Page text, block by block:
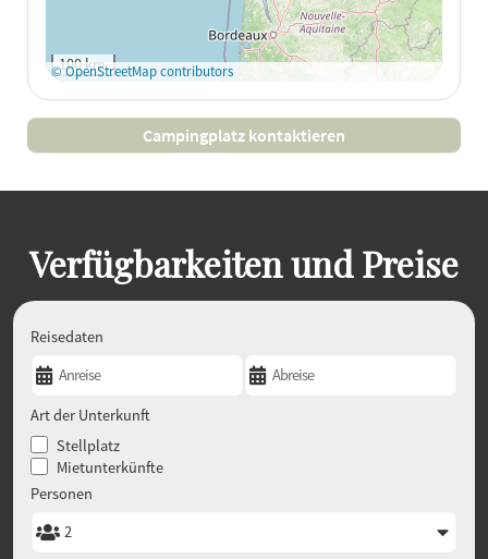
Auf Google Maps
anzeigen
100 km
© OpenStreetMap contributors
Campingplatz kontaktieren
Verfügbarkeiten und Preise
Reisedaten
Art der Unterkunft
Stellplatz
Mietunterkünfte
Personen